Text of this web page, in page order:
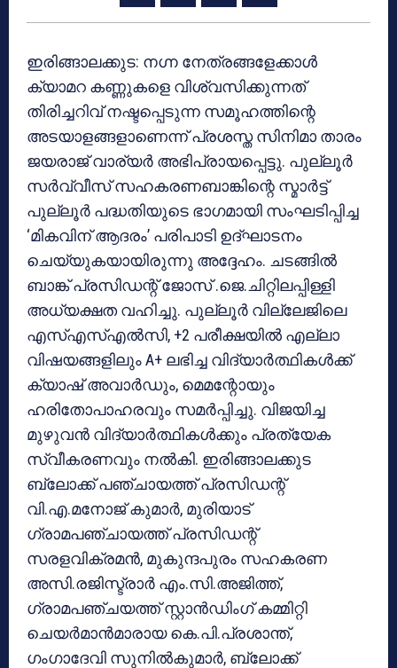
ഇരിങ്ങാലക്കുട: നഗ്ന നേത്രങ്ങളേക്കാള്‍
ക്യാമറ കണ്ണുകളെ വിശ്വസിക്കുന്നത്
തിരിച്ചറിവ് നഷ്ടപ്പെടുന്ന സമൂഹത്തിന്റെ
അടയാളങ്ങളാണെന്ന് പ്രശസ്ത സിനിമാ താരം
ജയരാജ് വാര്യര്‍ അഭിപ്രായപ്പെട്ടു. പുല്ലൂര്‍
സര്‍വ്വീസ് സഹകരണബാങ്കിന്റെ സ്മാര്‍ട്ട്
പുല്ലൂര്‍ പദ്ധതിയുടെ ഭാഗമായി സംഘടിപ്പിച്ച
‘മികവിന് ആദരം’ പരിപാടി ഉദ്ഘാടനം
ചെയ്യുകയായിരുന്നു അദ്ദേഹം. ചടങ്ങില്‍
ബാങ്ക് പ്രസിഡന്റ് ജോസ് .ജെ.ചിറ്റിലപ്പിള്ളി
അധ്യക്ഷത വഹിച്ചു. പുല്ലൂര്‍ വില്ലേജിലെ
എസ്എസ്എല്‍സി, +2 പരീക്ഷയില്‍ എല്ലാ
വിഷയങ്ങളിലും A+ ലഭിച്ച വിദ്യാര്‍ത്ഥികള്‍ക്ക്
ക്യാഷ് അവാര്‍ഡും, മെമന്റോയും
ഹരിതോപാഹരവും സമര്‍പ്പിച്ചു. വിജയിച്ച
മുഴുവന്‍ വിദ്യാര്‍ത്ഥികള്‍ക്കും പ്രത്യേക
സ്വീകരണവും നല്‍കി. ഇരിങ്ങാലക്കുട
ബ്ലോക്ക് പഞ്ചായത്ത് പ്രസിഡന്റ്
വി.എ.മനോജ് കുമാര്‍, മുരിയാട്
ഗ്രാമപഞ്ചായത്ത് പ്രസിഡന്റ്
സരളവിക്രമന്‍, മുകുന്ദപുരം സഹകരണ
അസി.രജിസ്ട്രാര്‍ എം.സി.അജിത്ത്,
ഗ്രാമപഞ്ചയത്ത് സ്റ്റാന്‍ഡിംഗ് കമ്മിറ്റി
ചെയര്‍മാന്‍മാരായ കെ.പി.പ്രശാന്ത്,
ഗംഗാദേവി സുനില്‍കുമാര്‍, ബ്ലോക്ക്